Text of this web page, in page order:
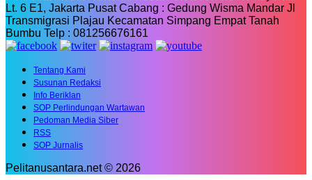
Lt. 6 E1, Jakarta Pusat Cabang : Gedung Wisma Mandar Jl
Transmigrasi Plajau Kecamatan Simpang Empat Tanah
Bumbu Telp : 081256676161
Tentang Kami
Susunan Redaksi
Info Beriklan
SOP Perlindungan Wartawan
Pedoman Media Siber
RSS
SOP Jurnalis
Pelitanusantara.net © 2026